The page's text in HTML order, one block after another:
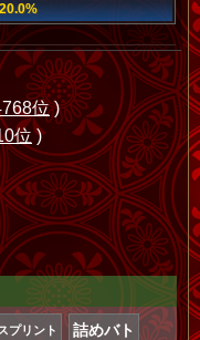
位)
位)
プリント 詰めバト